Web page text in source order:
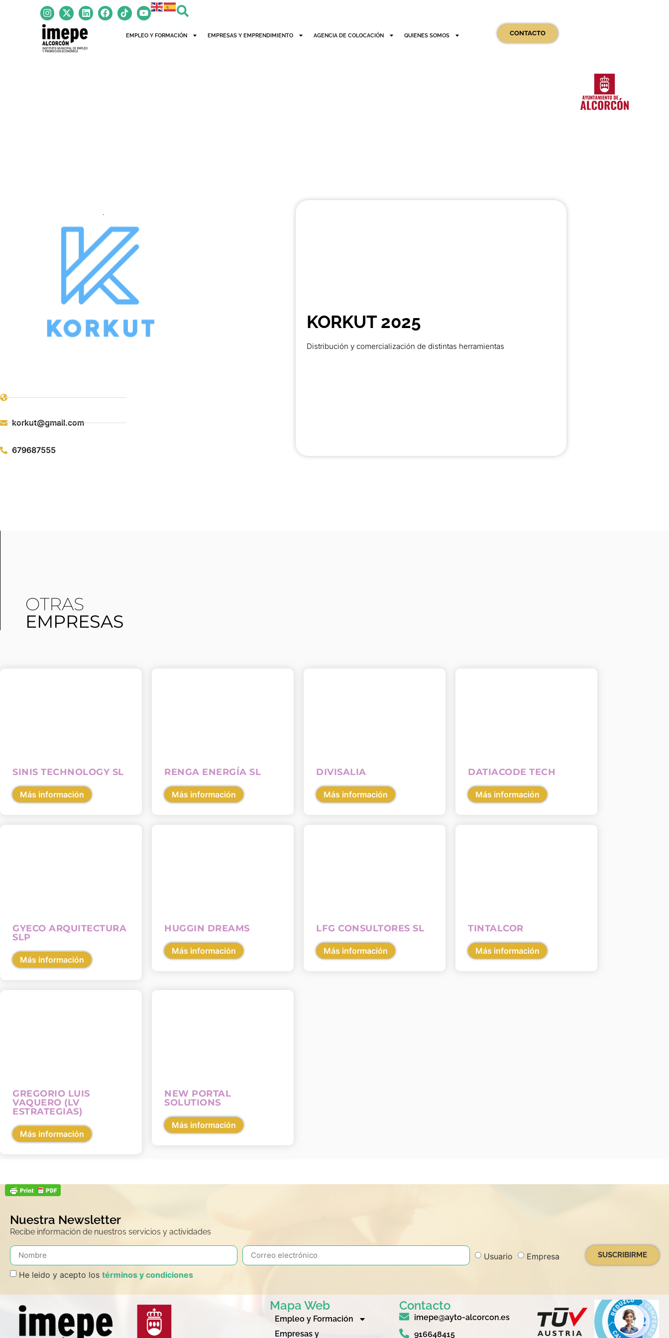
EMPLEO Y FORMACIÓN EMPRESAS Y EMPRENDIMIENTO AGENCIA DE COLOCACIÓN QUIENES SOMOS CONTACTO
korkut@gmail.com
679687555
KORKUT 2025
Distribución y comercialización de distintas herramientas
OTRAS
EMPRESAS
SINIS TECHNOLOGY SL
Más información
RENGA ENERGÍA SL
Más información
DIVISALIA
Más información
DATIACODE TECH
Más información
GYECO ARQUITECTURA
SLP
Más información
HUGGIN DREAMS
Más información
LFG CONSULTORES SL
Más información
TINTALCOR
Más información
GREGORIO LUIS
VAQUERO (LV
ESTRATEGIAS)
Más información
NEW PORTAL
SOLUTIONS
Más información
Nuestra Newsletter
Recibe información de nuestros servicios y actividades
Usuario
Empresa
He leido y acepto los términos y condiciones
SUSCRIBIRME
Mapa Web
Empleo y Formación
Empresas y
Contacto
imepe@ayto-alcorcon.es
916648415